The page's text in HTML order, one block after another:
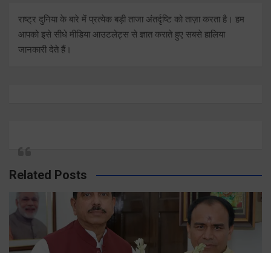
राष्ट्र दुनिया के बारे में प्रत्येक बड़ी ताजा अंतर्दृष्टि को ताज़ा करता है। हम
आपको इसे सीधे मीडिया आउटलेट्स से ज्ञात कराते हुए सबसे हालिया
जानकारी देते हैं।
Related Posts